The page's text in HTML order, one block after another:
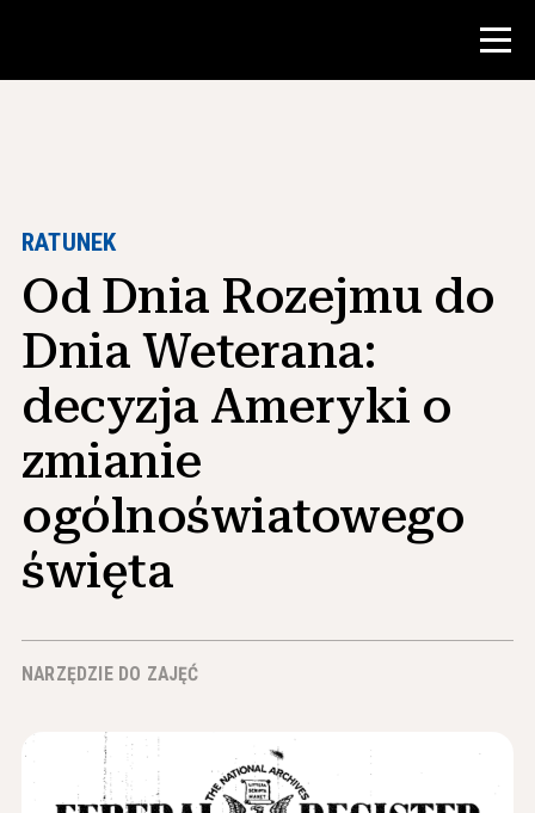
Zasoby dla nauczycieli
Narzędzia w klasie
Kursy
Instytuty
Nauczanie umiejętności badawczych
Doradzanie studentom NHD
Wiadomości i wydarzenia
RATUNEK
Od Dnia Rozejmu do
Dnia Weterana:
decyzja Ameryki o
zmianie
ogólnoświatowego
święta
NARZĘDZIE DO ZAJĘĆ